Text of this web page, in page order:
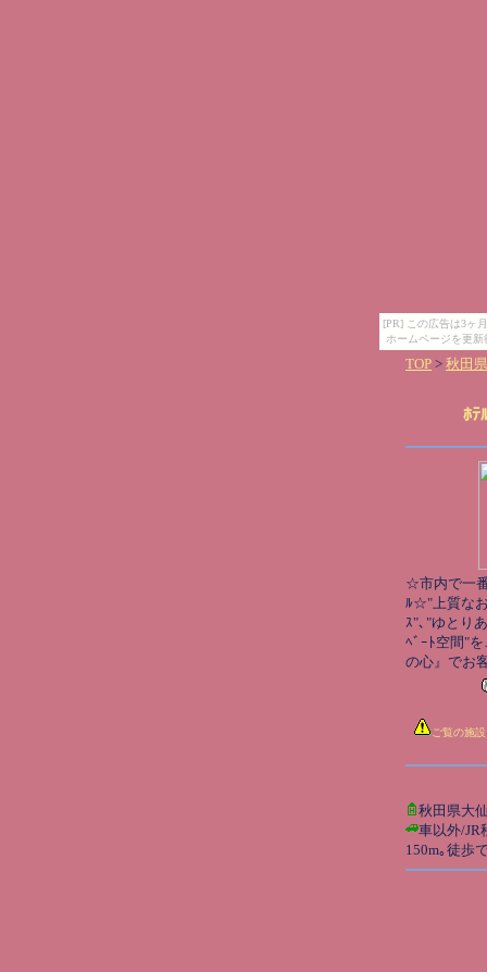
[PR] この広告は3ヶ
ホームページを更
TOP > 秋田県
ﾎﾃ
☆市内で一
ﾙ☆"上質な
ｽ"､"ゆとり
ﾍﾞｰﾄ空間"
の心』でお
ご覧の施
秋田県大
車以外/JR
150m｡徒歩